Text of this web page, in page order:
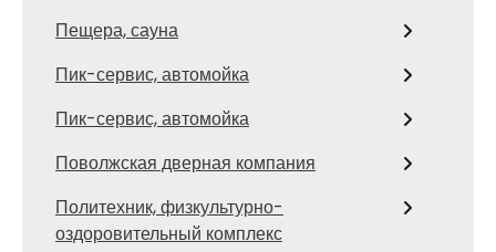
Пещера, сауна
Пик-сервис, автомойка
Пик-сервис, автомойка
Поволжская дверная компания
Политехник, физкультурно-
оздоровительный комплекс